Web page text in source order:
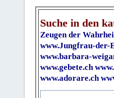
Suche in den
Zeugen der
www.Jungfrau-der-
www.barbara-
www.gebete.ch
www.adorare.ch